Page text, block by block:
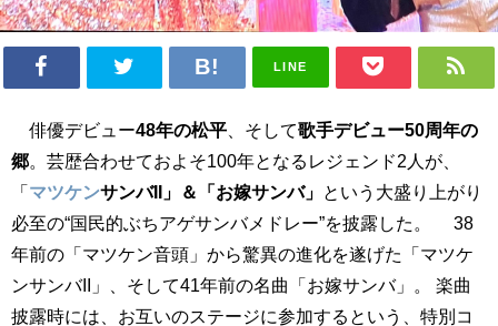
LINE
俳優デビュー48年の松平 、そして歌手デビュー50周年の
郷 。芸歴合わせておよそ100年となるレジェンド2人が、
「 マツケンサンバII」＆「お嫁サンバ」
という大盛り上がり
必至の“国民的ぶちアゲサンバメドレー”を披露した。 38
年前の「マツケン音頭」から驚異の進化を遂げた「マツケ
ンサンバII」、そして41年前の名曲「お嫁サンバ」。 楽曲
披露時には、お互いのステージに参加するという、特別コ